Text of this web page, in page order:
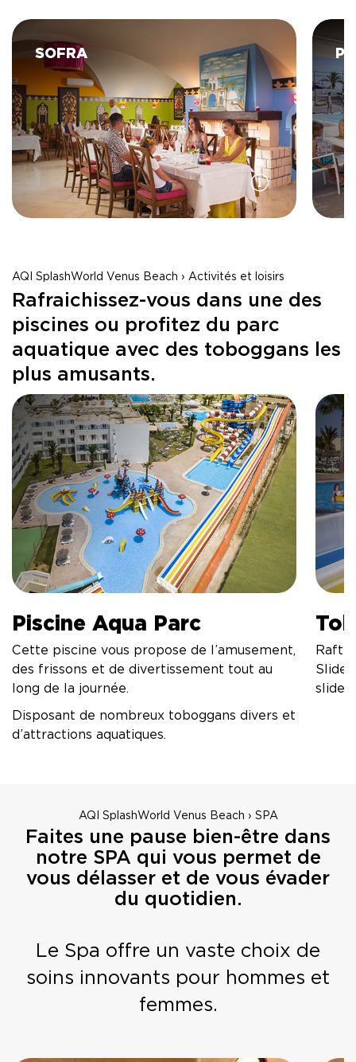
SOFRA
AQI SplashWorld Venus Beach › Activités et loisirs
Rafraichissez-vous dans une des
piscines ou profitez du parc
aquatique avec des toboggans les
plus amusants.
Piscine Aqua Parc
Cette piscine vous propose de l’amusement,
des frissons et de divertissement tout au
long de la journée.
Disposant de nombreux toboggans divers et
d’attractions aquatiques.
Slide,
slide,
AQI SplashWorld Venus Beach › SPA
Faites une pause bien-être dans
notre SPA qui vous permet de
vous délasser et de vous évader
du quotidien.
Le Spa offre un vaste choix de
soins innovants pour hommes et
femmes.